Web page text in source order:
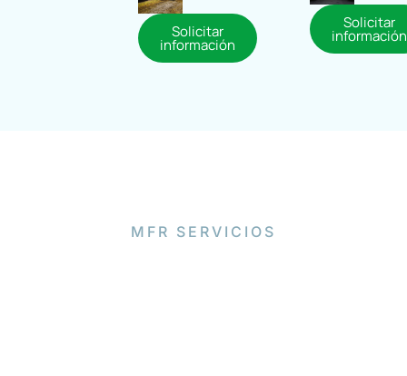
Solicitar
información
Solicitar
información
MFR SERVICIOS